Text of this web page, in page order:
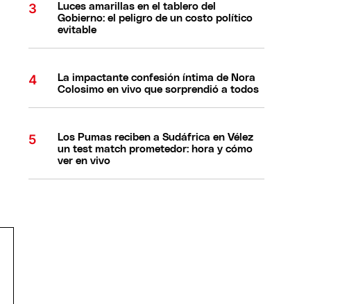
Luces amarillas en el tablero del
Gobierno: el peligro de un costo político
evitable
La impactante confesión íntima de Nora
Colosimo en vivo que sorprendió a todos
Los Pumas reciben a Sudáfrica en Vélez
un test match prometedor: hora y cómo
ver en vivo